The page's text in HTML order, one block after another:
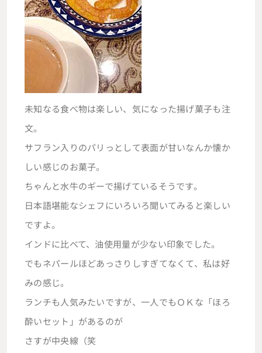
未知なる食べ物は楽しい、気になった揚げ菓子も注
文。
サフラン入りのパリっとして表面が甘いなんか懐か
しい感じのお菓子。
ちゃんと水牛のギーで揚げているそうです。
日本語堪能なシェフにいろいろ聞いてみると楽しい
ですよ。
インドに比べて、油使用量が少ない印象でした。
でもネパールほどあっさりしすぎてなくて、私は好
みの感じ。
ランチも人気みたいですが、一人でもＯＫな「ほろ
酔いセット」があるのが
さすが中央線（笑